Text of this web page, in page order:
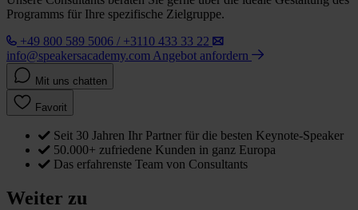
Programms für Ihre spezifische Zielgruppe.
+49 800 589 5006 / +3110 433 33 22
info@speakersacademy.com Angebot anfordern
Mit uns chatten
Favorit
Seit 30 Jahren Ihr Partner für die besten Keynote-Speaker
50.000+ zufriedene Kunden in ganz Europa
Das erfahrenste Team von Consultants
Weiter zu